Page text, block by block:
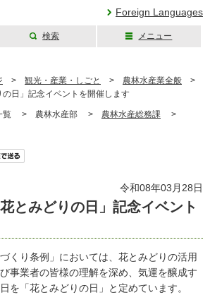
Foreign Languages
検索 メニュー
> 観光・産業・しごと > 農林水産業全般 >
日」記念イベントを開催します
覧 > 農林水産部 > 農林水産総務課 >
令和08年03月28日
とみどりの日」記念イベント
くり条例」においては、花とみどりの活用
事業者の皆様の理解を深め、気運を醸成す
を「花とみどりの日」と定めています。